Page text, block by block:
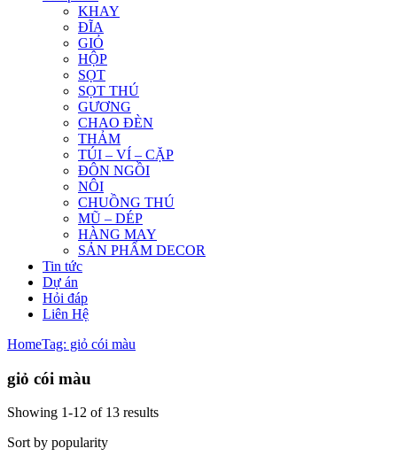
KHAY
ĐĨA
GIỎ
HỘP
SỌT
SỌT THÚ
GƯƠNG
CHAO ĐÈN
THẢM
TÚI – VÍ – CẶP
ĐÔN NGỒI
NÔI
CHUỒNG THÚ
MŨ – DÉP
HÀNG MAY
SẢN PHẨM DECOR
Tin tức
Dự án
Hỏi đáp
Liên Hệ
HomeTag: giỏ cói màu
giỏ cói màu
Showing 1-12 of 13 results
Sort by popularity